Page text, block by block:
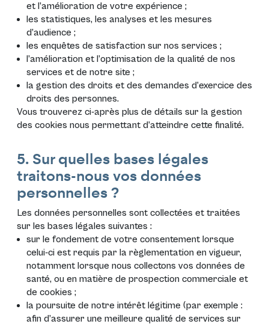
et l’amélioration de votre expérience ;
les statistiques, les analyses et les mesures
d’audience ;
les enquêtes de satisfaction sur nos services ;
l’amélioration et l’optimisation de la qualité de nos
services et de notre site ;
la gestion des droits et des demandes d’exercice des
droits des personnes.
Vous trouverez ci-après plus de détails sur la gestion
des cookies nous permettant d’atteindre cette finalité.
5. Sur quelles bases légales
traitons-nous vos données
personnelles ?
Les données personnelles sont collectées et traitées
sur les bases légales suivantes :
sur le fondement de votre consentement lorsque
celui-ci est requis par la règlementation en vigueur,
notamment lorsque nous collectons vos données de
santé, ou en matière de prospection commerciale et
de cookies ;
la poursuite de notre intérêt légitime (par exemple :
afin d’assurer une meilleure qualité de services sur